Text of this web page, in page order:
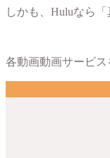
しかも、Huluなら
各動画動画サービス